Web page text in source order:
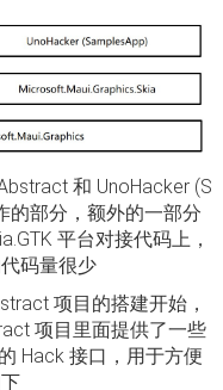
和 UnoHacker (S
的部分，额外的一部分
平台对接代码上，
码量很少
项目的搭建开始，
项目里面提供了一些
Hack 接口，用于方便